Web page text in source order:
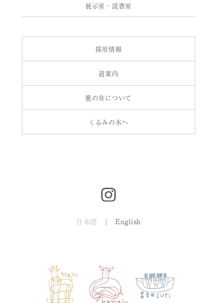
展示室・読書室
採用情報
道案内
鹿の舟について
くるみの木へ
日本語 |English